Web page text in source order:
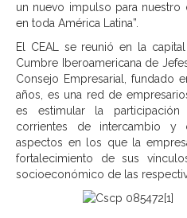
un nuevo impulso para nuestro
en toda América Latina”.
El CEAL se reunió en la
Cumbre Iberoamericana de
Consejo Empresarial, fundado
años, es una red de
es estimular la
corrientes de intercambio y
aspectos en los que la
fortalecimiento de sus
socioeconómico de las